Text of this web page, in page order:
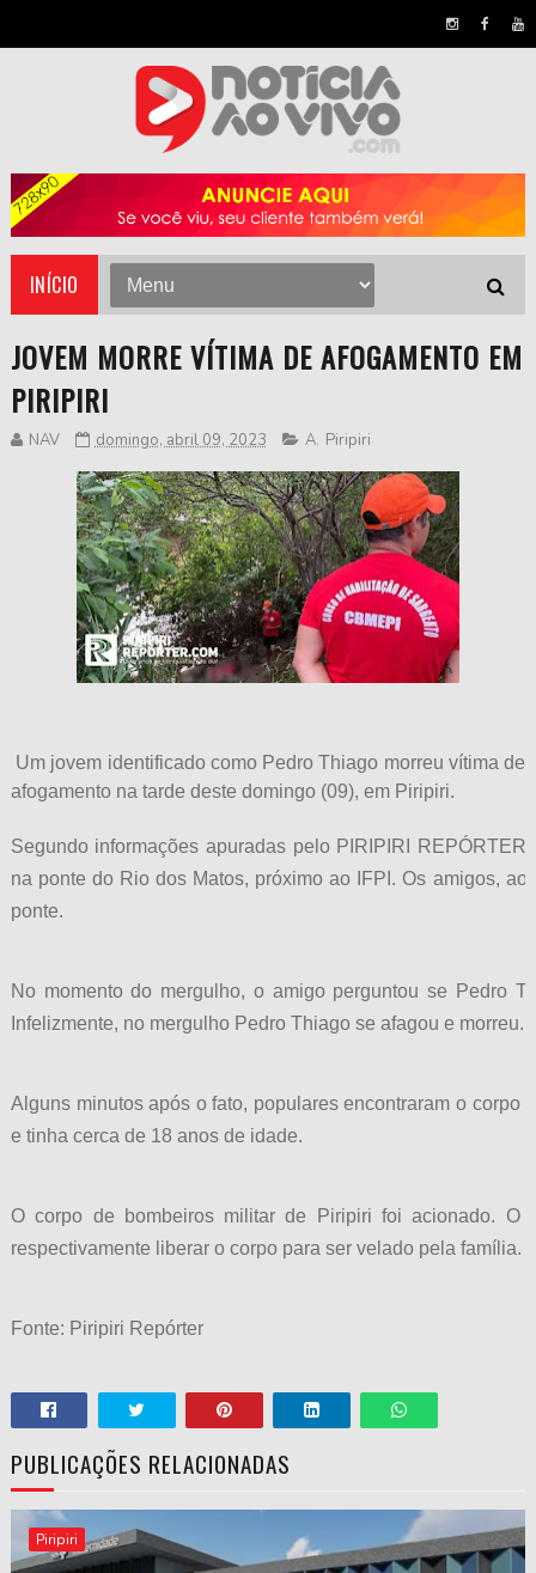
INÍCIO
JOVEM MORRE VÍTIMA DE AFOGAMENTO EM
PIRIPIRI
NAV domingo, abril 09, 2023 A, Piripiri
Um jovem identificado como Pedro Thiago morreu vítima de
afogamento na tarde deste domingo (09), em Piripiri.
Segundo informações apuradas pelo PIRIPIRI
na ponte do Rio dos Matos, próximo ao IFPI. Os amigos,
ponte.
No momento do mergulho, o amigo perguntou se Pedro
Infelizmente, no mergulho Pedro Thiago se afagou e morreu.
Alguns minutos após o fato, populares encontraram o corpo
e tinha cerca de 18 anos de idade.
O corpo de bombeiros militar de Piripiri foi acionado. O
respectivamente liberar o corpo para ser velado pela família.
Fonte: Piripiri Repórter
PUBLICAÇÕES RELACIONADAS
Piripiri